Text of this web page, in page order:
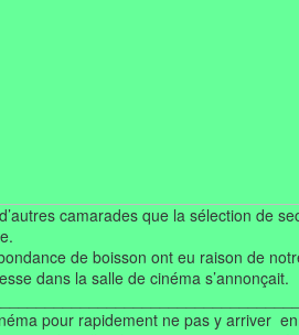
camarades que la sélection de
de boisson ont eu raison de
dans la salle de cinéma s’annonçait.
pour rapidement ne pas y arriver